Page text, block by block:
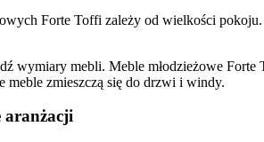
Forte Toffi zależy od wielkości
wymiary mebli. Meble młodzieżowe
meble zmieszczą się do drzwi i windy.
aranżacji